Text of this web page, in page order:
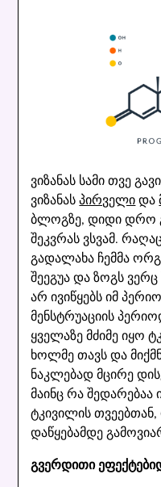
ვიზანას სამი თვე
ვიზანასპირველიდა
ბლოგზე, დიდი დრო
შეკვრას ვსვამ.
გადალახა ჩემმა
შეეგუა და ზოგს
არ ივიწყებს იმ
მენსტრუაციის
ყველაზე მძიმე იყო
ხოლმე თავს და
ნაკლებად მცირე
მაინც რა
ტკივილის
დაწყებამდე
გვერდითი